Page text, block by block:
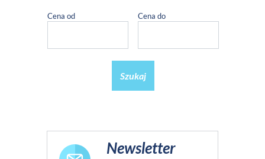
Cena od Cena do
Szukaj
Newsletter